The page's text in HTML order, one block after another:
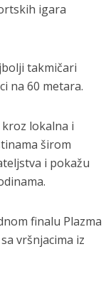
igara
takmičari
na 60 metara.
lokalna i
širom
i pokažu
finalu Plazma
vršnjacima iz